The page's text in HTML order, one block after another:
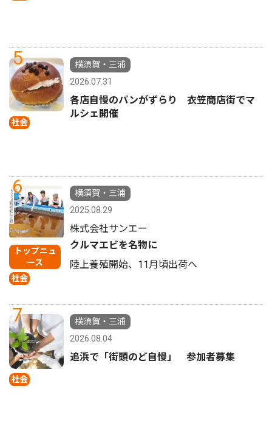
5
社会
横須賀・三浦
2026.07.31
各店自慢のパンがずらり 衣笠商店街でマ
ルシェ開催
6
トップニュ
ース
社会
横須賀・三浦
2025.08.29
株式会社サンエー
クルマエビを名物に
陸上養殖開始、11月頃出荷へ
7
社会
横須賀・三浦
2026.08.04
追浜で「街頭のど自慢」 参加者募集